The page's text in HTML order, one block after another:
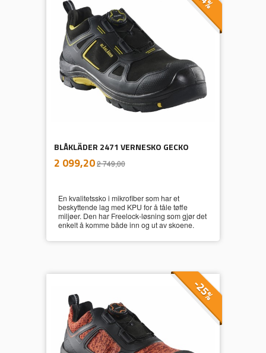
BLÅKLÄDER 2471 VERNESKO GECKO
Tilbud
2 099,202 749,00mva.
En kvalitetssko i mikrofiber som har et
beskyttende lag med KPU for å tåle tøffe
miljøer. Den har Freelock-løsning som gjør det
enkelt å komme både inn og ut av skoene.
-25%